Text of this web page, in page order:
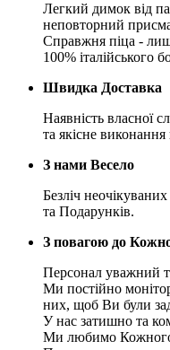
Легкий димок від
неповторний
Справжня піца -
100% італійського
Швидка Доставка
Наявність власної
та якісне
З нами Весело
Безліч
та Подарунків.
З повагою до
Персонал уважний
Ми постійно
них, щоб Ви були
У нас затишно та
Ми любимо